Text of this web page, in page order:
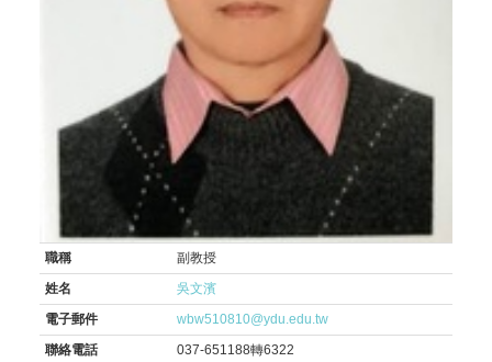
職稱
副教授
姓名
吳文濱
電子郵件
wbw510810@ydu.edu.tw
聯絡電話
037-651188轉6322